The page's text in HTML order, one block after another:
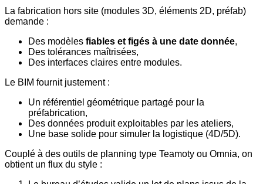
La fabrication hors site (modules 3D, éléments 2D, préfab)
demande :
Des modèles fiables et figés à une date donnée,
Des tolérances maîtrisées,
Des interfaces claires entre modules.
Le BIM fournit justement :
Un référentiel géométrique partagé pour la
préfabrication,
Des données produit exploitables par les ateliers,
Une base solide pour simuler la logistique (4D/5D).
Couplé à des outils de planning type Teamoty ou Omnia, on
obtient un flux du style :